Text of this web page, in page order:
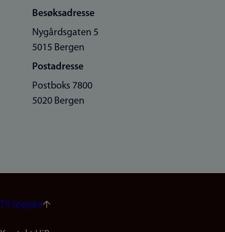
Besøksadresse
Nygårdsgaten 5
5015 Bergen
Postadresse
Postboks 7800
5020 Bergen
Til toppen